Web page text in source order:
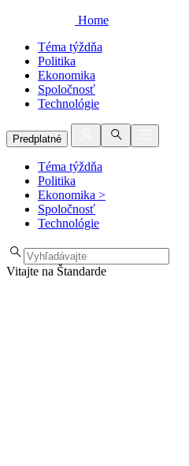
Home
Téma týždňa
Politika
Ekonomika
Spoločnosť
Technológie
Predplatné
Téma týždňa
Politika
Ekonomika >
Spoločnosť
Technológie
Vitajte na Štandarde